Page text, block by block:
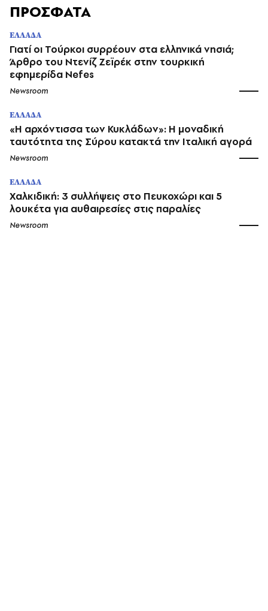
ΠΡΟΣΦΑΤΑ
ΕΛΛΑΔΑ
Γιατί οι Τούρκοι συρρέουν στα ελληνικά νησιά;
Άρθρο του Ντενίζ Ζεϊρέκ στην τουρκική
εφημερίδα Nefes
Newsroom
ΕΛΛΑΔΑ
«Η αρχόντισσα των Κυκλάδων»: Η μοναδική
ταυτότητα της Σύρου κατακτά την Ιταλική αγορά
Newsroom
ΕΛΛΑΔΑ
Χαλκιδική: 3 συλλήψεις στο Πευκοχώρι και 5
λουκέτα για αυθαιρεσίες στις παραλίες
Newsroom